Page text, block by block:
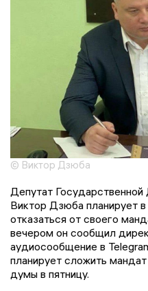
© Виктор Дзюба
Депутат
Виктор Дзюба планирует
отказаться от своего
вечером он сообщил
аудиосообщение в
планирует сложить
думы в пятницу.